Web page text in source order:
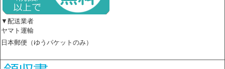
▼配送業者
ヤマト運輸
日本郵便（ゆうパケットのみ）